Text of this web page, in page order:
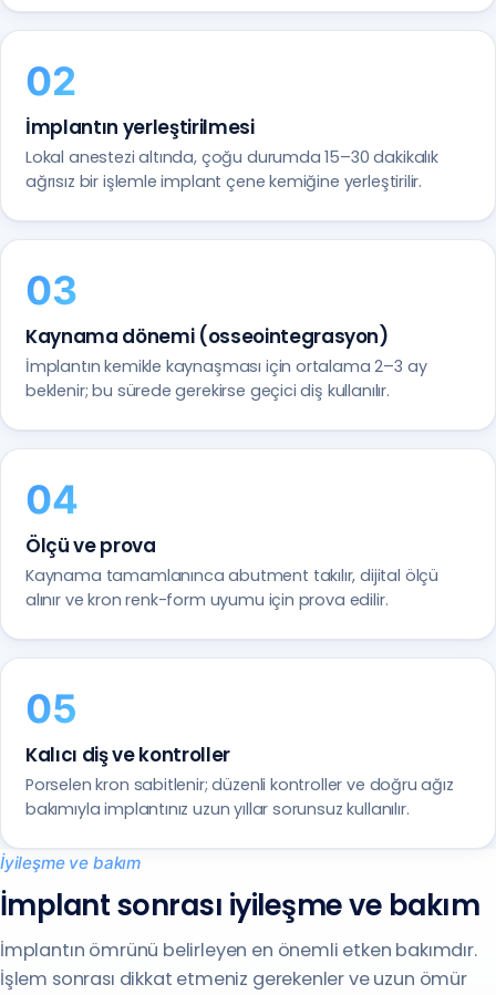
İmplantın yerleştirilmesi
Lokal anestezi altında, çoğu durumda 15–30 dakikalık
ağrısız bir işlemle implant çene kemiğine yerleştirilir.
Kaynama dönemi (osseointegrasyon)
İmplantın kemikle kaynaşması için ortalama 2–3 ay
beklenir; bu sürede gerekirse geçici diş kullanılır.
Ölçü ve prova
Kaynama tamamlanınca abutment takılır, dijital ölçü
alınır ve kron renk-form uyumu için prova edilir.
Kalıcı diş ve kontroller
Porselen kron sabitlenir; düzenli kontroller ve doğru ağız
bakımıyla implantınız uzun yıllar sorunsuz kullanılır.
İyileşme ve bakım
İmplant sonrası iyileşme ve bakım
İmplantın ömrünü belirleyen en önemli etken bakımdır.
İşlem sonrası dikkat etmeniz gerekenler ve uzun ömür